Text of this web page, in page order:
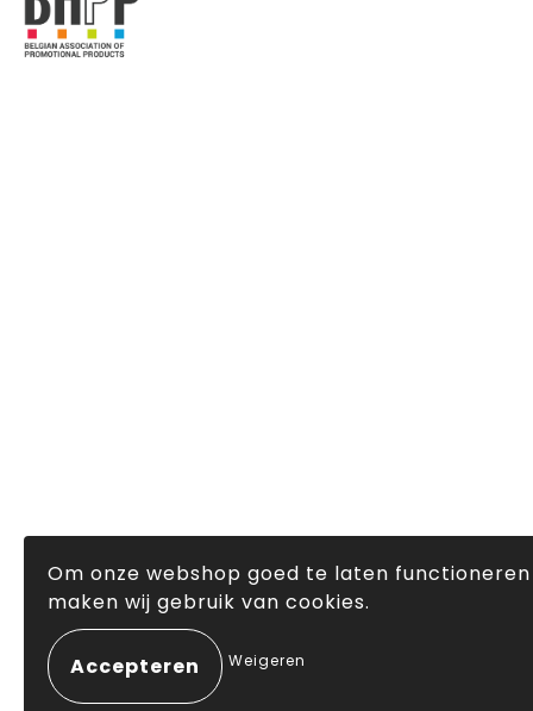
Om onze webshop goed te laten functioneren
maken wij gebruik van cookies.
Weigeren